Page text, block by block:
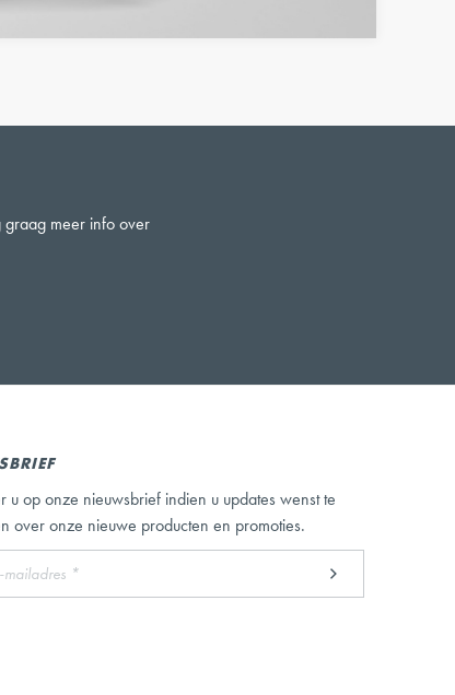
graag meer info over
u op onze nieuwsbrief indien u updates wenst te
over onze nieuwe producten en promoties.